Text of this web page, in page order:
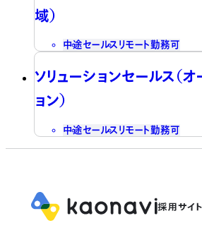
域）
中途セールス リモート勤務可
ソリューションセールス（
ョン）
中途セールス リモート勤務可